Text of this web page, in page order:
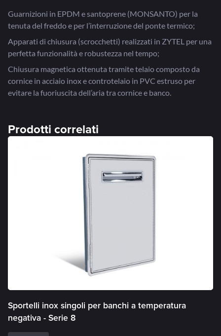
Guarnizioni in EPDM e santoprene (MONSANTO) per la
tenuta del freddo e per l’interruzione del ponte termico;
Apparati di chiusura (scrocchetti) realizzati in ZYTEL per una
perfetta funzionalità e robustezza nel tempo;
Chiusura magnetica ottenuta tramite telaio composto da
cornice in acciaio inox e controtelaio in PVC estruso per
evitare la fuoriuscita dell’aria tra cornice e banco.
Prodotti correlati
Sportelli inox singoli per banchi a temperatura
negativa -Serie 8